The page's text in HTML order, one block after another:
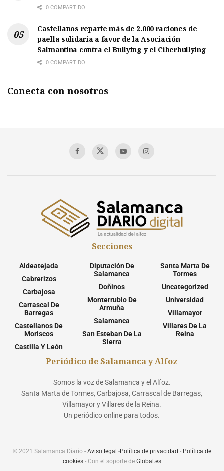
0 COMPARTIDO
Castellanos reparte más de 2.000 raciones de
paella solidaria a favor de la Asociación
Salmantina contra el Bullying y el Ciberbullying
0 COMPARTIDO
Conecta con nosotros
Secciones
Aldeatejada
Cabrerizos
Carbajosa
Carrascal De
Barregas
Castellanos De
Moriscos
Castilla Y León
Diputación De
Salamanca
Doñinos
Monterrubio De
Armuña
Salamanca
San Esteban De La
Sierra
Santa Marta De
Tormes
Uncategorized
Universidad
Villamayor
Villares De La
Reina
Periódico de Salamanca y Alfoz
Somos la voz de Salamanca y el Alfoz.
Santa Marta de Tormes, Carbajosa, Carrascal de Barregas,
Villamayor y Villares de la Reina.
Un periódico online para todos.
© 2021 Salamanca Diario - Aviso legal -Política de privacidad - Política de
cookies- Con el soporte de Global.es